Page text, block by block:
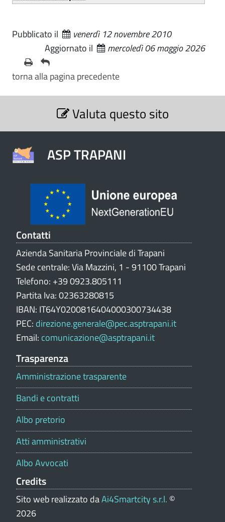
Pubblicato il
venerdì 12 novembre 2010
Aggiornato il
mercoledì 06 maggio 2026
torna alla pagina precedente
S
Valuta questo sito
ASP TRAPANI
Contatti
Azienda Sanitaria Provinciale di Trapani
Sede centrale: Via Mazzini, 1 - 91100 Trapani
Telefono: +39 0923.805111
Partita Iva: 02363280815
IBAN: IT64Y0200816404000300734438
PEC: direzione.generale@pec.asptrapani.it
Email: comunicazione@asptrapani.it
Trasparenza
Amministrazione trasparente
Bandi e contratti
Albo pretorio
Atti amministrativi
Albo Avvocati
Credits
Sito web realizzato daAi4Smartcity s.r.l. ©
2026